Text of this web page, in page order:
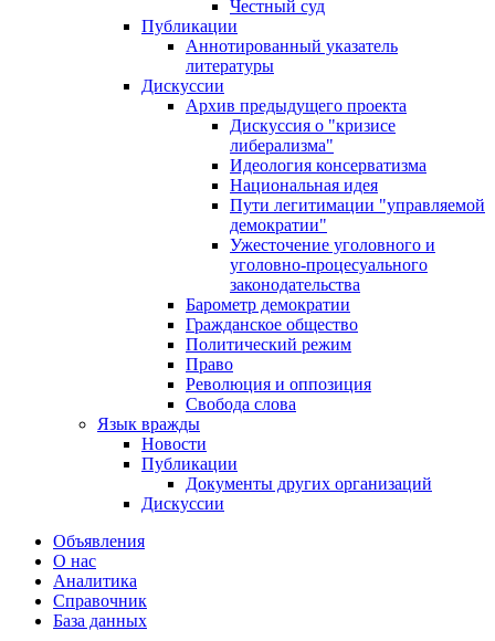
Честный суд
Публикации
Аннотированный указатель
литературы
Дискуссии
Архив предыдущего проекта
Дискуссия о "кризисе
либерализма"
Идеология консерватизма
Национальная идея
Пути легитимации "управляемой
демократии"
Ужесточение уголовного и
уголовно-процесуального
законодательства
Барометр демократии
Гражданское общество
Политический режим
Право
Революция и оппозиция
Свобода слова
Язык вражды
Новости
Публикации
Документы других организаций
Дискуссии
Объявления
О нас
Аналитика
Справочник
База данных